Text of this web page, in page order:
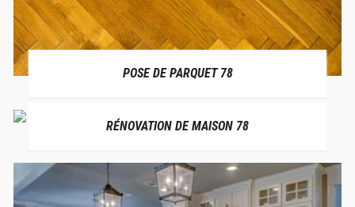
POSE DE PARQUET 78
RÉNOVATION DE MAISON 78